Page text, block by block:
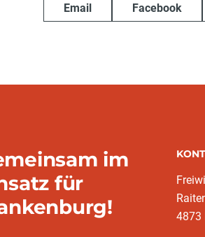
Email Facebook
im
für
4873